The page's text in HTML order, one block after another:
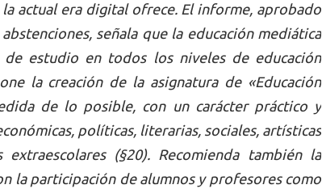
actual era digital ofrece. El informe, aprobado
señala que la educación mediática
estudio en todos los niveles de educación
la creación de la asignatura de «Educación
de lo posible, con un carácter práctico y
políticas, literarias, sociales, artísticas
(§20). Recomienda también la
la participación de alumnos y profesores como